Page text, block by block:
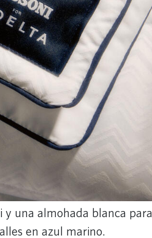
y una almohada blanca para
en azul marino.